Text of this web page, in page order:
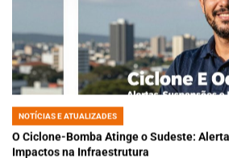
POSTED
IN
NOTÍCIAS E ATUALIZADES
O Ciclone-Bomba Atinge o Sudeste:
Impactos na Infraestrutura